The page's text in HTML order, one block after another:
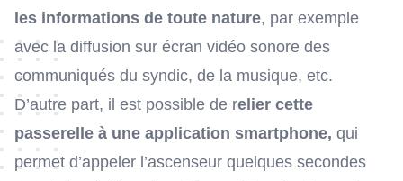
les informations de toute nature, par exemple
avec la diffusion sur écran vidéo sonore des
communiqués du syndic, de la musique, etc.
D’autre part, il est possible de relier cette
passerelle à une application smartphone, qui
permet d’appeler l’ascenseur quelques secondes